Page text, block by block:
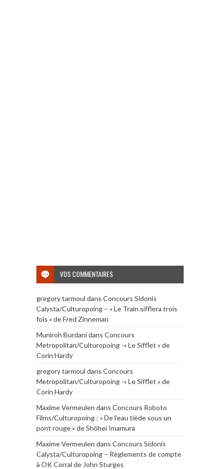
VOS COMMENTAIRES
gregory tarmoul dans Concours Sidonis
Calysta/Culturopoing – « Le Train sifflera trois
fois » de Fred Zinneman
Muniroh Burdanidans Concours
Metropolitan/Culturopoing -« Le Sifflet » de
Corin Hardy
gregory tarmoul dans Concours
Metropolitan/Culturopoing -« Le Sifflet » de
Corin Hardy
Maxime Vermeulen dans Concours Roboto
Films/Culturopoing : « De l’eau tiède sous un
pont rouge » de Shōhei Imamura
Maxime Vermeulen dans Concours Sidonis
Calysta/Culturopoing – Règlements de compte
à OK Corral de John Sturges